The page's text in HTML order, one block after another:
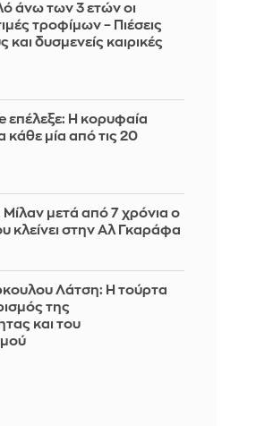
άνω των 3 ετών οι
τροφίμων – Πιέσεις
δυσμενείς καιρικές
επέλεξε: Η κορυφαία
κάθε μία από τις 20
μετά από 7 χρόνια ο
κλείνει στην Αλ Γκαράφα
Λάτση: Η τούρτα
της
και του